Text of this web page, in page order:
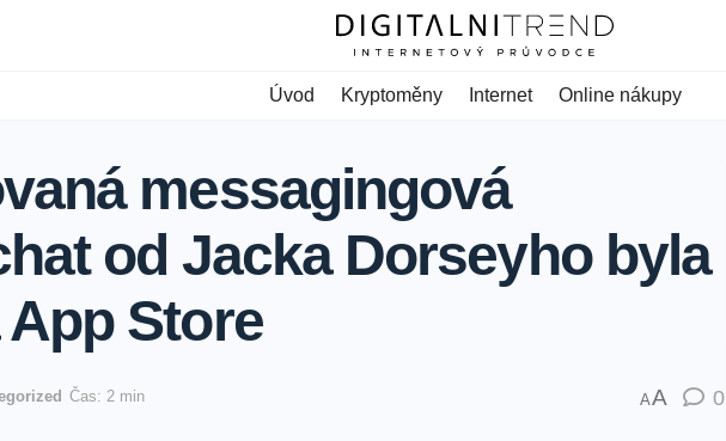
Úvod Kryptoměny Internet Online nákupy
messagingová
od Jacka Dorseyho byla
Store
Čas: 2 min AA 0